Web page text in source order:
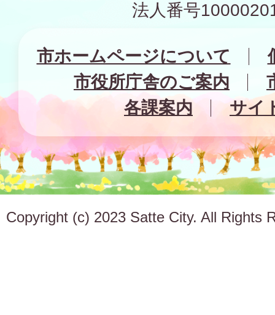
法人番号
市ホームページについて
市役所庁舎のご案内
各課案内
サイ
Copyright (c) 2023 Satte City. All Rights